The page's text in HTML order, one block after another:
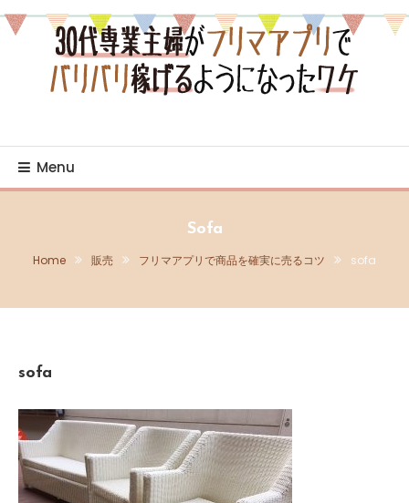
Skip
To
Content
プリでバリバリ稼げるよ
うになったワケ
Menu
Sofa
Home 販売 フリマアプリで商品を確実に売るコツ sofa
sofa